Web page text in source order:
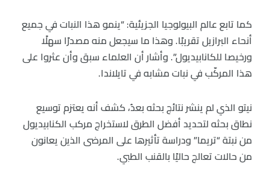
كما تابع عالم البيولوجيا الجزيئية: “ينمو هذا النبات في جميع
أنحاء البرازيل تقريبًا. وهذا ما سيجعل منه مصدرًا سهلًا
ورخيصا للكانابيديول”. وأشار أن العلماء سبق وأن عثروا على
هذا المركّب في نبات مشابه في تايلاندا.
نيتو الذي لم ينشر نتائج بحثه بعدُ، كشف أنه يعتزم توسيع
نطاق بحثه لتحديد أفضل الطرق لاستخراج مركب الكنابيديول
من نبتة “تريما” ودراسة تأثيرها على المرضى الذين يعانون
من حالات تعالج حاليًا بالقنب الطبي.